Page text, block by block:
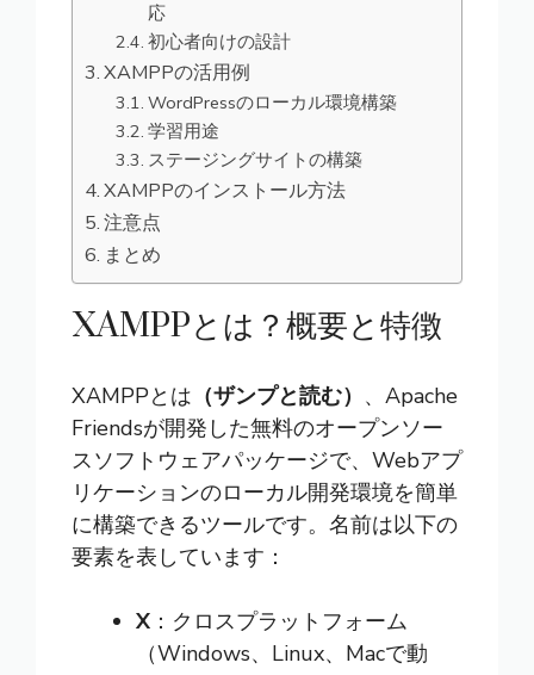
応
初心者向けの設計
XAMPPの活用例
WordPressのローカル環境構築
学習用途
ステージングサイトの構築
XAMPPのインストール方法
注意点
まとめ
XAMPPとは？概要と特徴
XAMPPとは （ザンプと読む） 、Apache
Friendsが開発した無料のオープンソー
スソフトウェアパッケージで、Webアプ
リケーションのローカル開発環境を簡単
に構築できるツールです。名前は以下の
要素を表しています：
X ：クロスプラットフォーム
（Windows、Linux、Macで動